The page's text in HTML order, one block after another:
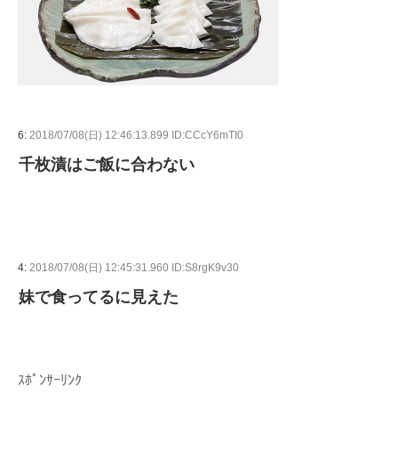
6: 2018/07/08(日) 12:46:13.899 ID:CCcY6mTI0
千枚漬はご飯に合わない
4: 2018/07/08(日) 12:45:31.960 ID:S8rgK9v30
妹で食ってるに見えた
ｽﾎﾟﾝｻｰﾘﾝｸ